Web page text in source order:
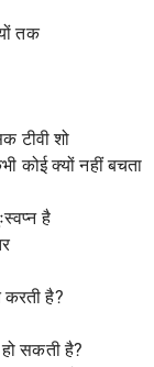
तक
टीवी शो
कोई क्यों नहीं बचता
है
करती है?
सकती है?